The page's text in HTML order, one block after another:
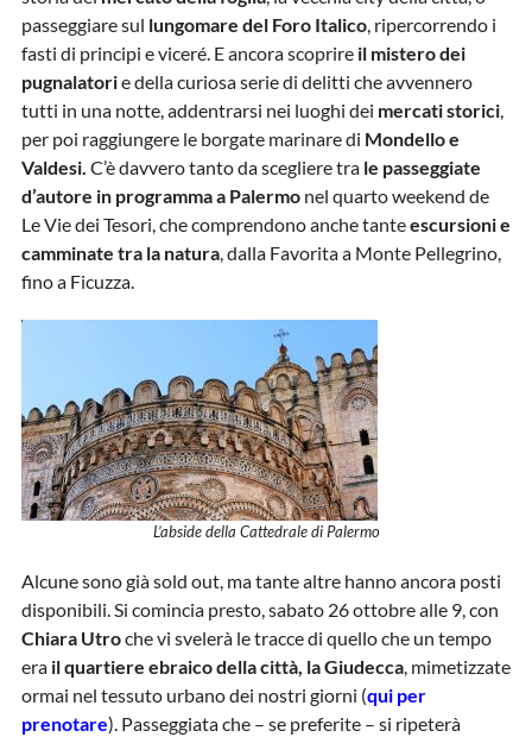
passeggiare sul lungomare del Foro Italico, ripercorrendo i
fasti di principi e viceré. E ancora scoprireil mistero dei
pugnalatorie della curiosa serie di delitti che avvennero
tutti in una notte, addentrarsi nei luoghi dei mercati storici,
per poi raggiungere le borgate marinare di Mondello e
Valdesi. C’è davvero tanto da scegliere tra le passeggiate
d’autore in programma a Palermonel quarto weekend de
Le Vie dei Tesori, che comprendono anche tanteescursioni e
camminate tra la natura, dalla Favorita a Monte Pellegrino,
fino a Ficuzza.
L’abside della Cattedrale di Palermo
Alcune sono già sold out, ma tante altre hanno ancora posti
disponibili. Si comincia presto, sabato 26 ottobre alle 9, con
Chiara Utroche vi svelerà le tracce di quello che un tempo
era il quartiere ebraico della città, la Giudecca, mimetizzate
ormai nel tessuto urbano dei nostri giorni (qui per
prenotare). Passeggiata che – se preferite – si ripeterà